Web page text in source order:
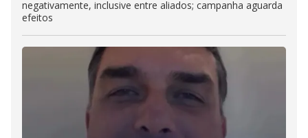
negativamente, inclusive entre aliados; campanha aguarda
efeitos